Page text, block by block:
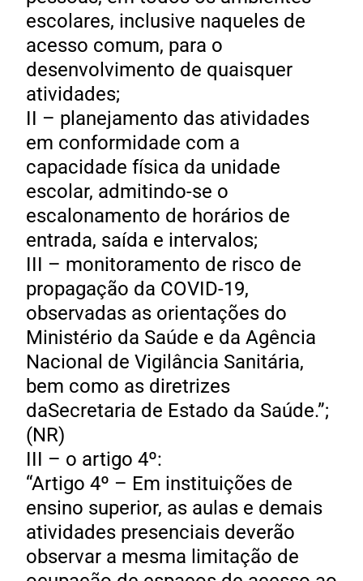
escolares, inclusive naqueles de
acesso comum, para o
desenvolvimento de quaisquer
atividades;
II – planejamento das atividades
em conformidade com a
capacidade física da unidade
escolar, admitindo-se o
escalonamento de horários de
entrada, saída e intervalos;
III – monitoramento de risco de
propagação da COVID-19,
observadas as orientações do
Ministério da Saúde e da Agência
Nacional de Vigilância Sanitária,
bem como as diretrizes
daSecretaria de Estado da Saúde.”;
(NR)
III – o artigo 4º:
“Artigo 4º – Em instituições de
ensino superior, as aulas e demais
atividades presenciais deverão
observar a mesma limitação de